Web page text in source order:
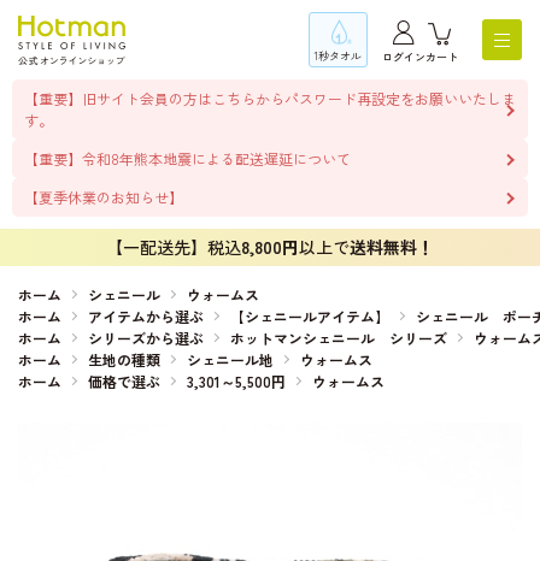
1秒タオル ログインカート
【重要】旧サイト会員の方はこちらからパスワード再設定をお願いいたしま
す。
【重要】令和8年熊本地震による配送遅延について
【夏季休業のお知らせ】
【一配送先】税込8,800円以上で送料無料！
ホーム シェニール
ウォームス
ホーム
アイテムから選ぶ 【シェニールアイテム】
シェニール ポー
ホーム
シリーズから選ぶ ホットマンシェニール シリーズ
ウォーム
ホーム
生地の種類 シェニール地
ウォームス
ホーム
価格で選ぶ 3,301～5,500円 ウォームス